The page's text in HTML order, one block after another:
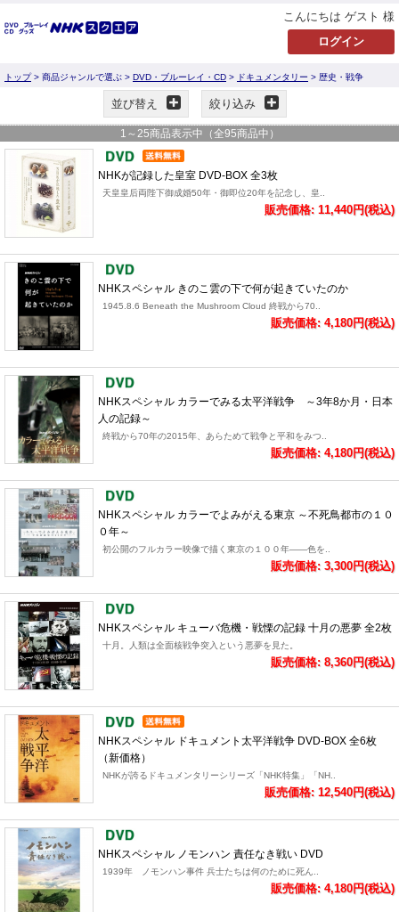
こんにちは ゲスト 様
トップ> 商品ジャンルで選ぶ > DVD・ブルーレイ・CD > ドキュメンタリー > 歴史・戦争
並び替え 絞り込み
1 ～ 25商品表示中（全95商品中）
NHKが記録した皇室 DVD-BOX 全3枚
天皇皇后両陛下御成婚50年・御即位20年を記念し、皇..
販売価格: 11,440円(税込)
NHKスペシャル きのこ雲の下で何が起きていたのか
1945.8.6 Beneath the Mushroom Cloud 終戦から70..
販売価格: 4,180円(税込)
NHKスペシャル カラーでみる太平洋戦争 ～3年8か月・日本
人の記録～
終戦から70年の2015年、あらためて戦争と平和をみつ..
販売価格: 4,180円(税込)
NHKスペシャル カラーでよみがえる東京 ～不死鳥都市の１０
０年～
初公開のフルカラー映像で描く東京の１００年――色を..
販売価格: 3,300円(税込)
NHKスペシャル キューバ危機・戦慄の記録 十月の悪夢 全2枚
十月。人類は全面核戦争突入という悪夢を見た。
販売価格: 8,360円(税込)
NHKスペシャル ドキュメント太平洋戦争 DVD-BOX 全6枚
（新価格）
NHKが誇るドキュメンタリーシリーズ「NHK特集」「NH..
販売価格: 12,540円(税込)
NHKスペシャル ノモンハン 責任なき戦い DVD
1939年 ノモンハン事件 兵士たちは何のために死ん..
販売価格: 4,180円(税込)